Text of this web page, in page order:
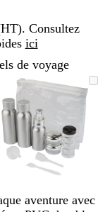
Consultez
ici
de voyage
Image
zoomable
Zoom
minimum
Cliquez
pour
Utilisez
plus
et
moins
pour
et
aventure avec